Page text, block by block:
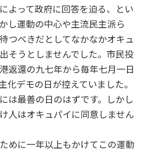
よって政府に回答を迫る、とい
し運動の中心や主流民主派ら
つべきだとしてなかなかオキュ
そうとしませんでした。市民投
返還の九七年から毎年七月一日
化デモの日が控えていました。
は最善の日のはずです。しかし
人はオキュパイに同意しません
めに一年以上もかけてこの運動